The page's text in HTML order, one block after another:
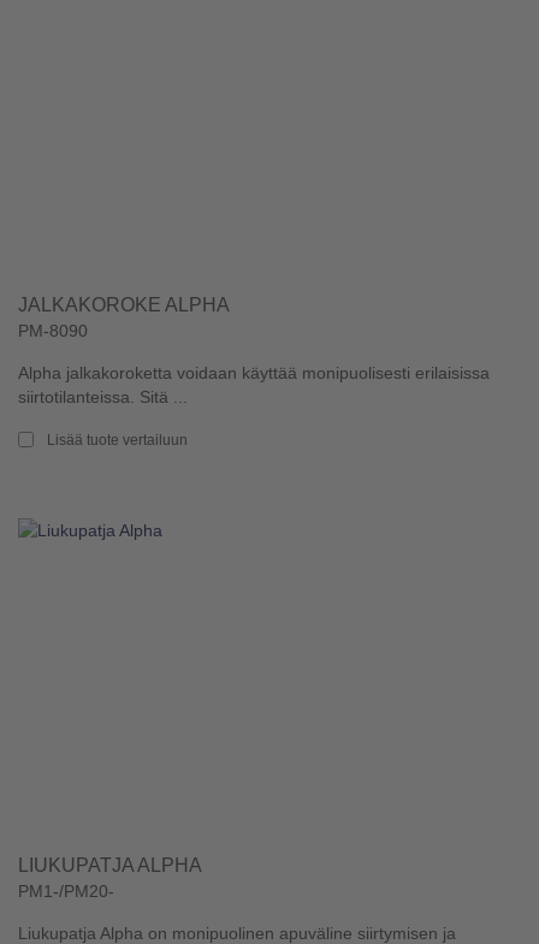
JALKAKOROKE ALPHA
PM-8090
Alpha jalkakoroketta voidaan käyttää monipuolisesti erilaisissa
siirtotilanteissa. Sitä ...
Lisää tuote vertailuun
LIUKUPATJA ALPHA
PM1-/PM20-
Liukupatja Alpha on monipuolinen apuväline siirtymisen ja